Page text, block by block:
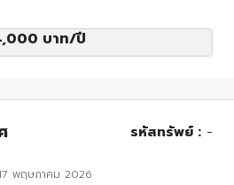
บาท/ปี
รหัสทรัพย์ : -
พฤษภาคม 2026